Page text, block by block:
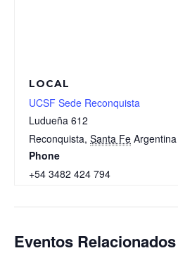
LOCAL
UCSF Sede Reconquista
Ludueña 612
Reconquista, Santa Fe Argentina
Phone
+54 3482 424 794
Eventos Relacionados